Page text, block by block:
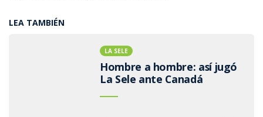
LEA TAMBIÉN
LA SELE
Hombre a hombre: así jugó
La Sele ante Canadá